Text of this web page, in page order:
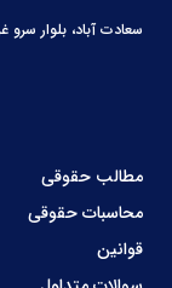
مطالب حقوقی
محاسبات حقوقی
قوانین
سعادت آباد، بلوار سرو